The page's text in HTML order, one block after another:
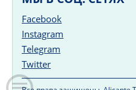
Facebook
Instagram
Telegram
Twitter